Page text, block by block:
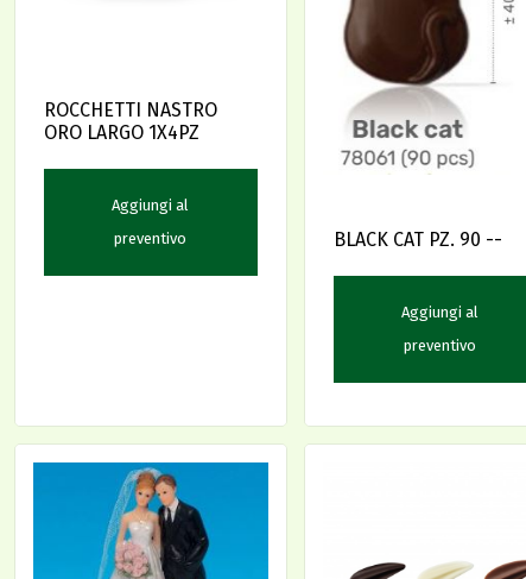
ROCCHETTI NASTRO
ORO LARGO 1X4PZ
Aggiungi al
preventivo
BLACK CAT PZ. 90 --
Aggiungi al
preventivo